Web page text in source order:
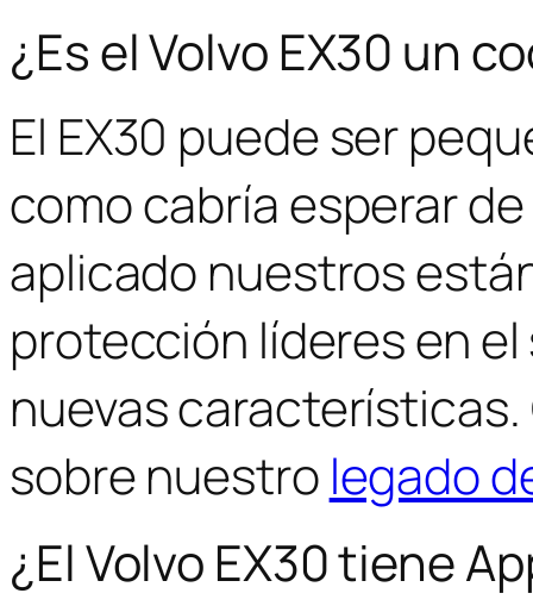
¿Es el Volvo EX30 un
El EX30 puede ser
como cabría esperar de
aplicado nuestros
protección líderes en
nuevas
sobre nuestro legado
¿El Volvo EX30 tiene